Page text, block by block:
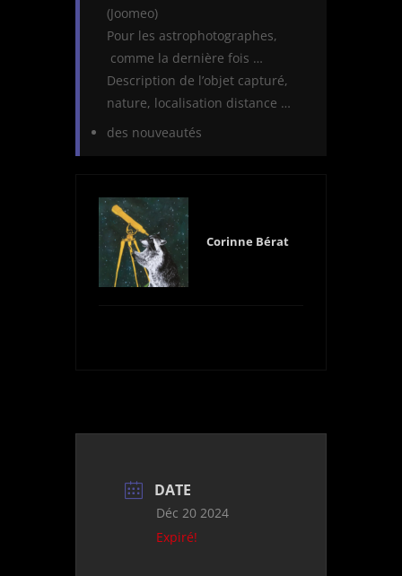
(Joomeo)
Pour les astrophotographes,
comme la dernière fois …
Description de l’objet capturé,
nature, localisation distance …
des nouveautés
Corinne Bérat
DATE
Déc 20 2024
Expiré!